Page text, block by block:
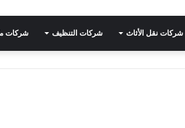
شركات نقل الأثاث شركات التنظيف شركات